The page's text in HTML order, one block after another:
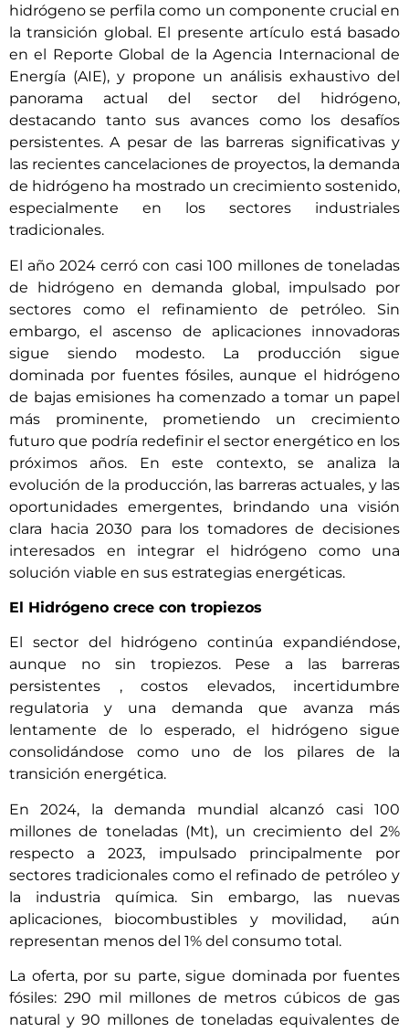
hidrógeno se perfila como un componente crucial en
la transición global. El presente artículo está basado
en el Reporte Global de la Agencia Internacional de
Energía (AIE), y propone un análisis exhaustivo del
panorama actual del sector del hidrógeno,
destacando tanto sus avances como los desafíos
persistentes. A pesar de las barreras significativas y
las recientes cancelaciones de proyectos, la demanda
de hidrógeno ha mostrado un crecimiento sostenido,
especialmente en los sectores industriales
tradicionales.
El año 2024 cerró con casi 100 millones de toneladas
de hidrógeno en demanda global, impulsado por
sectores como el refinamiento de petróleo. Sin
embargo, el ascenso de aplicaciones innovadoras
sigue siendo modesto. La producción sigue
dominada por fuentes fósiles, aunque el hidrógeno
de bajas emisiones ha comenzado a tomar un papel
más prominente, prometiendo un crecimiento
futuro que podría redefinir el sector energético en los
próximos años. En este contexto, se analiza la
evolución de la producción, las barreras actuales, y las
oportunidades emergentes, brindando una visión
clara hacia 2030 para los tomadores de decisiones
interesados en integrar el hidrógeno como una
solución viable en sus estrategias energéticas.
El Hidrógeno crece con tropiezos
El sector del hidrógeno continúa expandiéndose,
aunque no sin tropiezos. Pese a las barreras
persistentes , costos elevados, incertidumbre
regulatoria y una demanda que avanza más
lentamente de lo esperado, el hidrógeno sigue
consolidándose como uno de los pilares de la
transición energética.
En 2024, la demanda mundial alcanzó casi 100
millones de toneladas (Mt), un crecimiento del 2%
respecto a 2023, impulsado principalmente por
sectores tradicionales como el refinado de petróleo y
la industria química. Sin embargo, las nuevas
aplicaciones, biocombustibles y movilidad, aún
representan menos del 1% del consumo total.
La oferta, por su parte, sigue dominada por fuentes
fósiles: 290 mil millones de metros cúbicos de gas
natural y 90 millones de toneladas equivalentes de